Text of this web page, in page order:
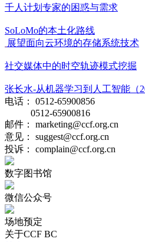
千人计划专家的困惑与需求
SoLoMo的本土化路线
展望面向云环境的存储系统技术
社交媒体中的时空轨迹模式挖掘
张长水-从机器学习到人工智能（
电话： 0512-65900856
0512-65900816
邮件： marketing@ccf.org.cn
意见： suggest@ccf.org.cn
投诉： complain@ccf.org.cn
数字图书馆
微信公众号
场地预定
关于CCF BC